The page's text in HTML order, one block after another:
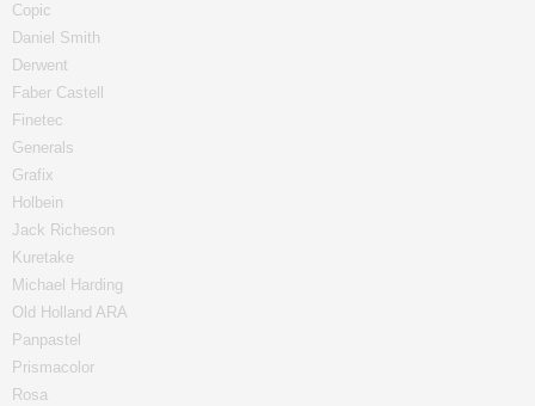
Copic
Daniel Smith
Derwent
Faber Castell
Finetec
Generals
Grafix
Holbein
Jack Richeson
Kuretake
Michael Harding
Old Holland ARA
Panpastel
Prismacolor
Rosa